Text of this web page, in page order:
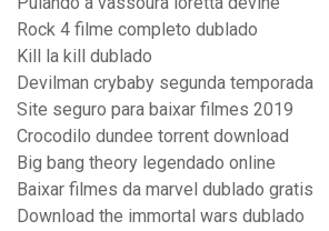
Rock 4 filme completo dublado
Kill la kill dublado
Devilman crybaby segunda temporada
Site seguro para baixar filmes 2019
Crocodilo dundee torrent download
Big bang theory legendado online
Baixar filmes da marvel dublado gratis
Download the immortal wars dublado